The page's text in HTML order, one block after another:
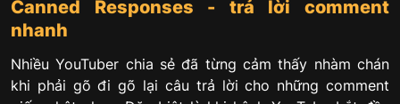
Canned Responses - trả lời comment
nhanh
Nhiều YouTuber chia sẻ đã từng cảm thấy nhàm chán
khi phải gõ đi gõ lại câu trả lời cho những comment